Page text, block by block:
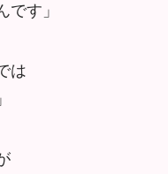
です」
は